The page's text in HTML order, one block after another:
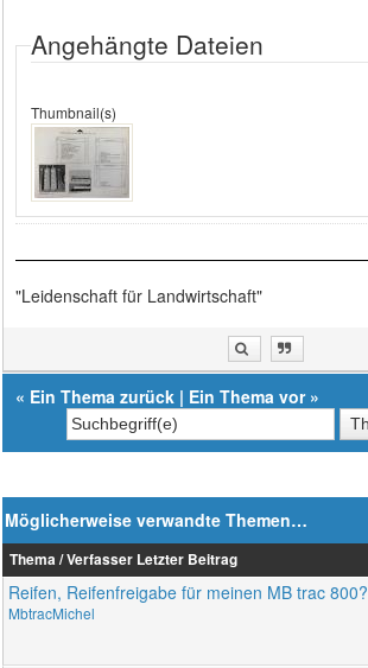
Angehängte Dateien
Thumbnail(s)
"Leidenschaft für Landwirtschaft"
« Ein Thema zurück | Ein Thema vor»
Möglicherweise verwandte Themen…
Thema / Verfasser Letzter Beitrag
Reifen, Reifenfreigabe für meinen MB trac 800?
MbtracMichel